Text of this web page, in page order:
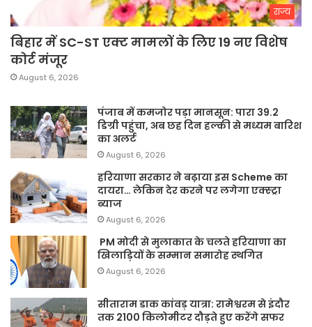
राज्य
बिहार में SC-ST एक्ट मामलों के लिए 19 नए विशेष
कोर्ट मंजूर
August 6, 2026
पंजाब में कमजोर पड़ा मानसून: पारा 39.2
डिग्री पहुंचा, अब छह दिन हल्की से मध्यम बारिश
का अलर्ट
August 6, 2026
हरियाणा सरकार ने बढ़ाया इस Scheme का
दायरा… लेकिन देर करने पर लगेगा एक्स्ट्रा
ब्याज
August 6, 2026
PM मोदी से मुलाकात के चलते हरियाणा का
खिलाड़ियों के सम्मान समारोह स्थगित
August 6, 2026
सीताराम डाक कांवड़ यात्रा: रामेश्वरम से इंदौर
तक 2100 किलोमीटर दौड़ते हुए करेंगे सफर